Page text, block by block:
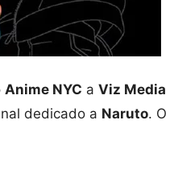
Anime NYC a Viz Media
dedicado a Naruto. O